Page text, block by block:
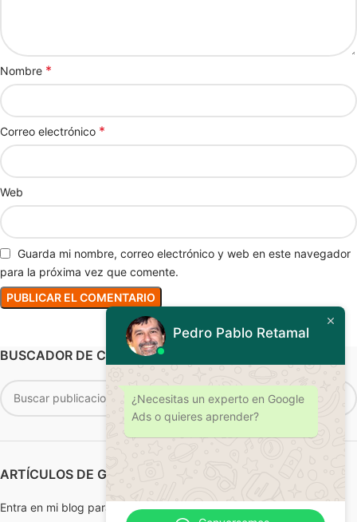
Nombre *
Correo electrónico *
Web
Guarda mi nombre, correo electrónico y web en este navegador
para la próxima vez que comente.
BUSCADOR DE CONTENIDOS Y SERVICIOS
ARTÍCULOS DE GOOGLE ADS
Entra en mi blog para leer artículos sobre Google Ads.
Pedro Pablo Retamal
¿Necesitas un experto en Google
Ads o quieres aprender?